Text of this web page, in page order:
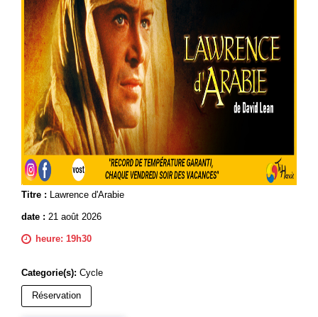
Titre : Lawrence d'Arabie
date : 21 août 2026
heure: 19h30
Categorie(s): Cycle
Réservation